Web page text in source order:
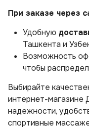
При заказе через
Удобную
Ташкента и
Возможность
чтобы
Выбирайте
интернет-магазине
надежности,
спортивные